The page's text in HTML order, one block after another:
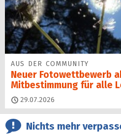
AUS DER COMMUNITY
Neuer Fotowettbewerb
Mitbestimmung für alle
29.07.2026
Nichts mehr